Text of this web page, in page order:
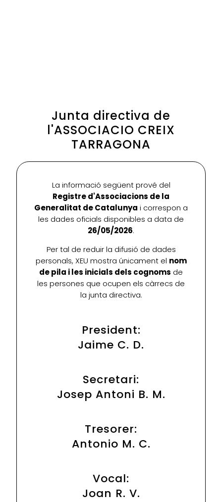
Junta directiva de
l'ASSOCIACIO CREIX
TARRAGONA
La informació següent prové del
Registre d'Associacions de la
Generalitat de Catalunya i correspon a
les dades oficials disponibles a data de
26/05/2026.
Per tal de reduir la difusió de dades
personals, XEU mostra únicament el nom
de pila i les inicials dels cognoms de
les persones que ocupen els càrrecs de
la junta directiva.
President:
Jaime C. D.
Secretari:
Josep Antoni B. M.
Tresorer:
Antonio M. C.
Vocal:
Joan R. V.